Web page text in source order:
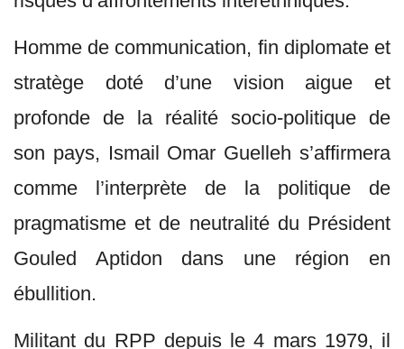
Homme de communication, fin diplomate et
stratège doté d’une vision aigue et
profonde de la réalité socio-politique de
son pays, Ismail Omar Guelleh s’affirmera
comme l’interprète de la politique de
pragmatisme et de neutralité du Président
Gouled Aptidon dans une région en
ébullition.
Militant du RPP depuis le 4 mars 1979, il